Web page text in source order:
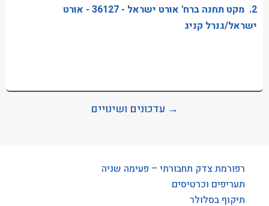
2. מקט תחנה ברח' אורט ישראל - 36127 - אורט
ישראל/גנרל קניג
→ עדכונים ושינויים
רפורמת צדק תחבורתי – פעימה שניה
תעריפים וכרטיסים
תיקוף בסלולר